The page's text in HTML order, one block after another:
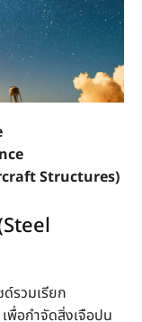
Structures)
รวมเรียก
พื่อกำจัดสิ่งเจือปน